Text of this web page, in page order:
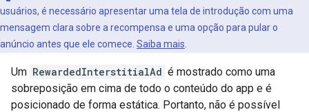
usuários, é necessário apresentar uma tela de introdução com uma
mensagem clara sobre a recompensa e uma opção para pular o
anúncio antes que ele comece. Saiba mais
Um RewardedInterstitialAd é mostrado como uma
sobreposição em cima de todo o conteúdo do app e é
posicionado de forma estática. Portanto, não é possível